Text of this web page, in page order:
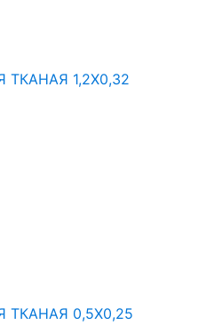
1,2X0,32
0,5X0,25